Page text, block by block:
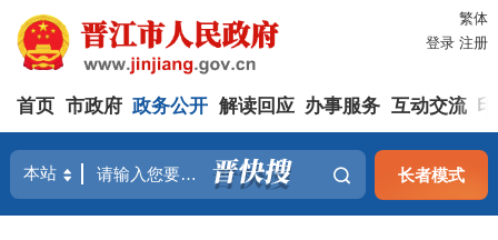
繁体
登录 注册
首页 市政府 政务公开 解读回应 办事服务 互动交流
长者模式